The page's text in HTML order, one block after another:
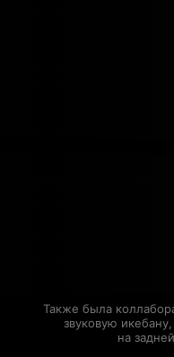
Также была
звуковую
на